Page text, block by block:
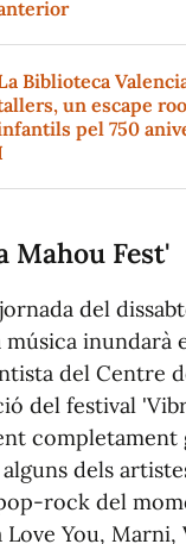
Biblioteca
un escape
pel 750
Mahou Fest'
del
inundarà
del Centre
del festival
completament
dels
rock del
Love You,